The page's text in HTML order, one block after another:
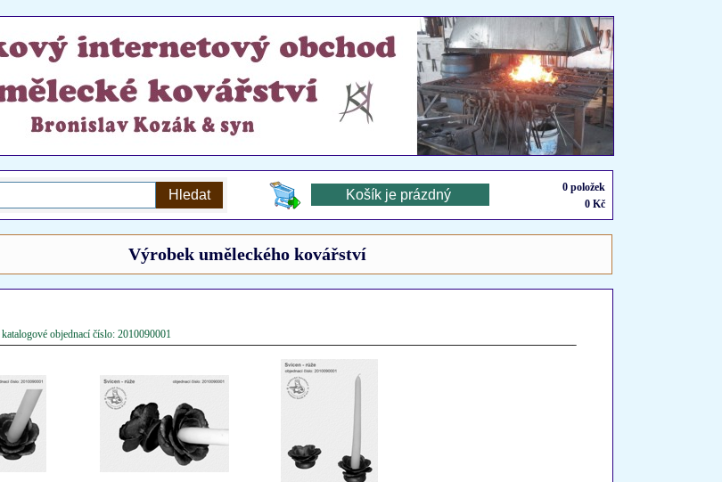
0 položek
0 Kč
Výrobek uměleckého kovářství
| katalogové objednací číslo: 2010090001